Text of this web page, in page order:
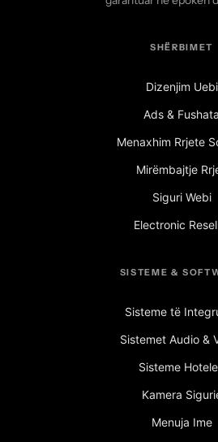
SHËRBIMET
Dizenjim Uebi
Ads & Fushata
Menaxhim Rrjete
Mirëmbajtje
Siguri Webi
Electronic
SISTEME &
Sisteme të
Sistemet Audio &
Sisteme
Kamera
Menuja Ime